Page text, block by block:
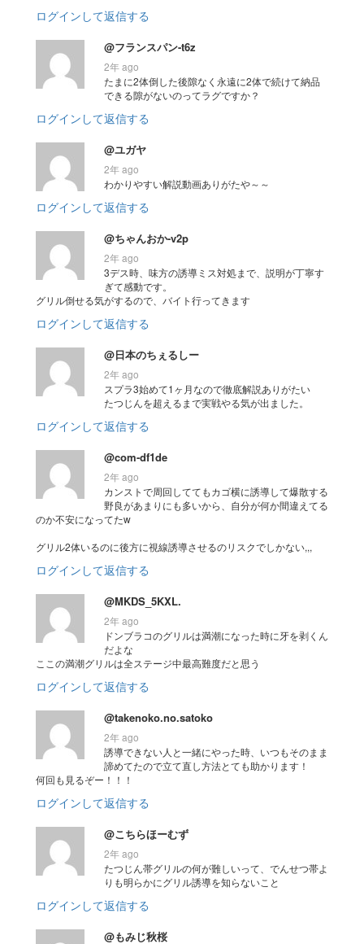
ログインして返信する
@フランスパン-t6z
2年 ago
たまに2体倒した後隙なく永遠に2体で続けて納品
できる隙がないのってラグですか？
ログインして返信する
@ユガヤ
2年 ago
わかりやすい解説動画ありがたや～～
ログインして返信する
@ちゃんおか-v2p
2年 ago
3デス時、味方の誘導ミス対処まで、説明が丁寧す
ぎて感動です。
グリル倒せる気がするので、バイト行ってきます
ログインして返信する
@日本のちぇるしー
2年 ago
スプラ3始めて1ヶ月なので徹底解説ありがたい
たつじんを超えるまで実戦やる気が出ました。
ログインして返信する
@com-df1de
2年 ago
カンストで周回しててもカゴ横に誘導して爆散する
野良があまりにも多いから、自分が何か間違えてる
のか不安になってたw
グリル2体いるのに後方に視線誘導させるのリスクでしかない,,,
ログインして返信する
@MKDS_5KXL.
2年 ago
ドンブラコのグリルは満潮になった時に牙を剥くん
だよな
ここの満潮グリルは全ステージ中最高難度だと思う
ログインして返信する
@takenoko.no.satoko
2年 ago
誘導できない人と一緒にやった時、いつもそのまま
諦めてたので立て直し方法とても助かります！
何回も見るぞー！！！
ログインして返信する
@こちらほーむず
2年 ago
たつじん帯グリルの何が難しいって、でんせつ帯よ
りも明らかにグリル誘導を知らないこと
ログインして返信する
@もみじ秋桜